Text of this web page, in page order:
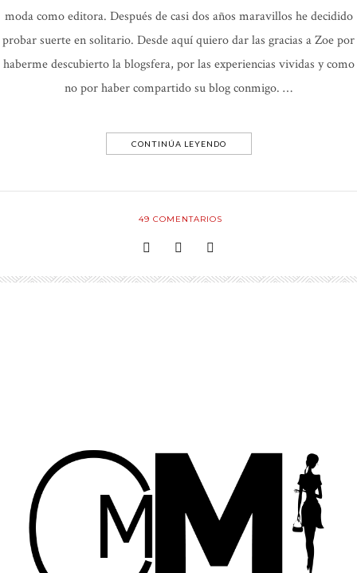
moda como editora. Después de casi dos años maravillos he decidido
probar suerte en solitario. Desde aquí quiero dar las gracias a Zoe por
haberme descubierto la blogsfera, por las experiencias vividas y como
no por haber compartido su blog conmigo. …
CONTINÚA LEYENDO
49 COMENTARIOS